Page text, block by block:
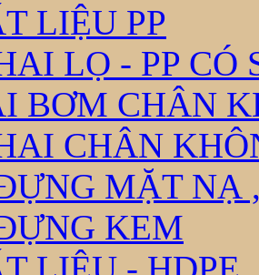
LIỆU PP
LỌ - PP CÓ
BƠM CHÂN
CHÂN
MẶT NẠ
KEM